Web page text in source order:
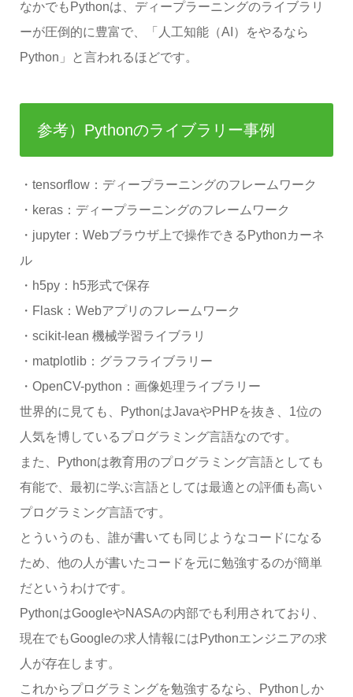
なかでもPythonは、ディープラーニングのライブラリ
ーが圧倒的に豊富で、「人工知能（AI）をやるなら
Python」と言われるほどです。
参考）Pythonのライブラリー事例
・tensorflow：ディープラーニングのフレームワーク
・keras：ディープラーニングのフレームワーク
・jupyter：Webブラウザ上で操作できるPythonカーネ
ル
・h5py：h5形式で保存
・Flask：Webアプリのフレームワーク
・scikit-lean 機械学習ライブラリ
・matplotlib：グラフライブラリー
・OpenCV-python：画像処理ライブラリー
世界的に見ても、PythonはJavaやPHPを抜き、1位の
人気を博しているプログラミング言語なのです。
また、Pythonは教育用のプログラミング言語としても
有能で、最初に学ぶ言語としては最適との評価も高い
プログラミング言語です。
とういうのも、誰が書いても同じようなコードになる
ため、他の人が書いたコードを元に勉強するのが簡単
だというわけです。
PythonはGoogleやNASAの内部でも利用されており、
現在でもGoogleの求人情報にはPythonエンジニアの求
人が存在します。
これからプログラミングを勉強するなら、Pythonしか